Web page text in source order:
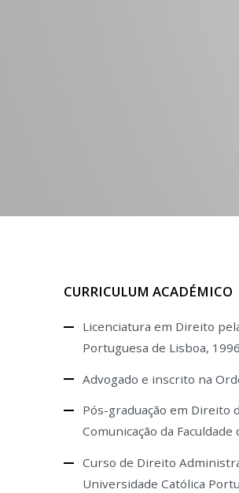
CURRICULUM ACADÉMICO
Licenciatura em Direito
Portuguesa de Lisboa,
Advogado e inscrito na
Pós-graduação em Direito
Comunicação da
Curso de Direito
Universidade Católica